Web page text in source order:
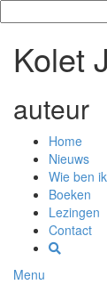
naar:
Kolet
auteur
Home
Nieuws
Wie ben
Boeken
Lezingen
Contact
Menu